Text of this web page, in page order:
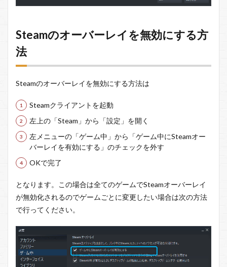
Steamのオーバーレイを無効にする方
法
Steamのオーバーレイを無効にする方法は
Steamクライアントを起動
左上の「Steam」から「設定」を開く
左メニューの「ゲーム中」から「ゲーム中にSteamオー
バーレイを有効にする」のチェックを外す
OKで完了
となります。この場合は全てのゲームでSteamオーバーレイ
が無効化されるのでゲームごとに変更したい場合は次の方法
で行ってください。